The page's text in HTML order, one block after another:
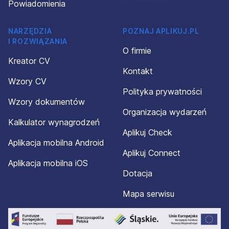
osobowych oraz złożyć skargę Prezesa Urzędu Ochrony
ich Administratorem, dr. Dominikiem Matczakiem, wysyłając
wiadomość drogą elektroniczną na adres
rodo@silverhand.eu; tradycyjną pocztą na adres agencji
zatrudnienia Silverhand lub zadzwonię pod nr tel.
SILVERHAND Dominik Matczak – bezpieczne i
satysfakcjonujące zatrudnienie za granicą (KRAZ 7822).
Powiadomienia
NARZĘDZIA
I ROZWIĄZANIA
Kreator CV
Wzory CV
Wzory dokumentów
Kalkulator wynagrodzeń
Aplikacja mobilna Android
Aplikacja mobilna iOS
POZNAJ APLIKUJ.PL
O firmie
Kontakt
Polityka prywatności
Organizacja wydarzeń
Aplikuj Check
Aplikuj Connect
Dotacja
Mapa serwisu